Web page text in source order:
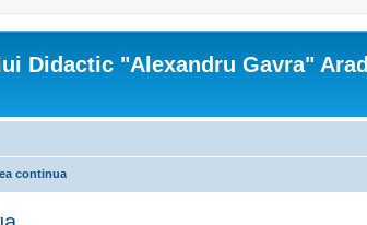
Didactic "Alexandru Gavra" Arad
continua